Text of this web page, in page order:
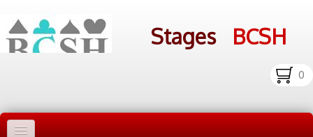
Stages BCSH
0